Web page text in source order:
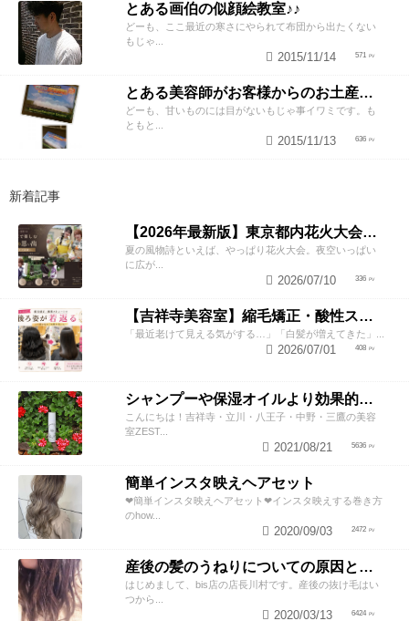
とある画伯の似顔絵教室♪♪
どーも、ここ最近の寒さにやられて布団から出たくない
もじゃ...
571
2015/11/14
とある美容師がお客様からのお土産で遊んでみた笑
どーも、甘いものには目がないもじゃ事イワミです。も
ともと...
636
2015/11/13
新着記事
【2026年最新版】東京都内花火大会まとめ｜浴衣着付け・ヘアセットならZESTへ
夏の風物詩といえば、やっぱり花火大会。夜空いっぱい
に広が...
336
2026/07/10
【吉祥寺美容室】縮毛矯正・酸性ストレートで若返り！後ろ姿が変わると見た目年齢も変わる？
「最近老けて見える気がする…」「白髪が増えてきた」...
408
2026/07/01
シャンプーや保湿オイルより効果的！？美容師が教える頭皮の臭い＆乾燥ケアとは
こんにちは！吉祥寺・立川・八王子・中野・三鷹の美容
室ZEST...
5636
2021/08/21
簡単インスタ映えヘアセット
❤︎簡単インスタ映えヘアセット❤︎インスタ映えする巻き方
のhow...
2472
2020/09/03
産後の髪のうねりについての原因と対策！
はじめまして、bis店の店長川村です。産後の抜け毛はい
つから...
6424
2020/03/13